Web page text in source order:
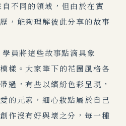
不同的領域，但由於在實
，能夠理解彼此分享的故事
員將這些故事點滴具象
樣。大家 筆下的花圈風格各
過，有些以繽紛色彩呈現，
的元素，細心妝點屬於自己
作沒有好與壞之分，每一種